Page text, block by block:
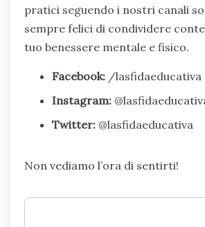
pratici seguendo i nostri canali
sempre felici di condividere
tuo benessere mentale e fisico.
Facebook: /lasfidaeducativa
Instagram:
Twitter: @lasfidaeducativa
Non vediamo l’ora di sentirti!